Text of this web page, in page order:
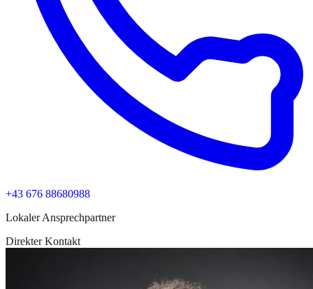
+43 676 88680988
Lokaler Ansprechpartner
Direkter Kontakt